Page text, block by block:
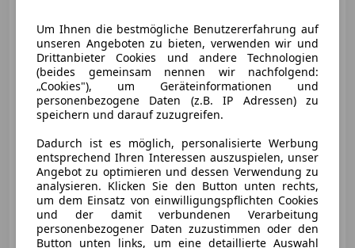
€ 191 600
06/1989 40 100 km Benzin
159 kW (216 PS)
Elegante Farbkombination
Schwarz Automobile e.U.
AT-5020 Salzburg
Um Ihnen die bestmögliche Benutzererfahrung auf
unseren Angeboten zu bieten, verwenden wir und
Drittanbieter Cookies und andere Technologien
(beides gemeinsam nennen wir nachfolgend:
„Cookies"), um Geräteinformationen und
personenbezogene Daten (z.B. IP Adressen) zu
speichern und darauf zuzugreifen.
Dadurch ist es möglich, personalisierte Werbung
entsprechend Ihren Interessen auszuspielen, unser
Angebot zu optimieren und dessen Verwendung zu
analysieren. Klicken Sie den Button unten rechts,
um dem Einsatz von einwilligungspflichten Cookies
und der damit verbundenen Verarbeitung
personenbezogener Daten zuzustimmen oder den
Button unten links, um eine detaillierte Auswahl